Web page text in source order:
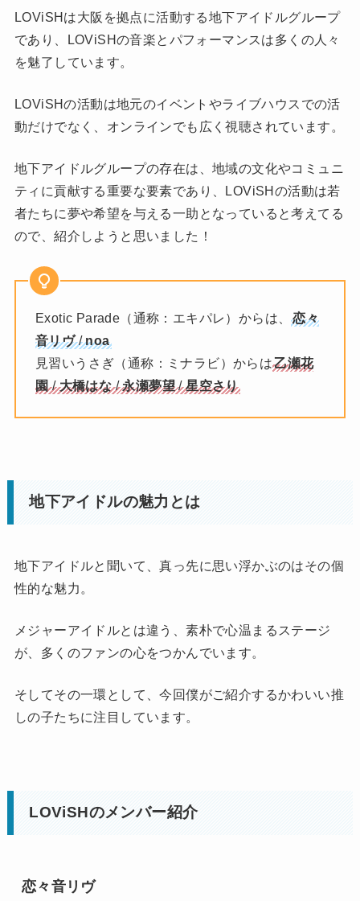
LOViSHは大阪を拠点に活動する地下アイドルグループ
であり、LOViSHの音楽とパフォーマンスは多くの人々
を魅了しています。
LOViSHの活動は地元のイベントやライブハウスでの活
動だけでなく、オンラインでも広く視聴されています。
地下アイドルグループの存在は、地域の文化やコミュニ
ティに貢献する重要な要素であり、LOViSHの活動は若
者たちに夢や希望を与える一助となっていると考えてる
ので、紹介しようと思いました！
Exotic Parade（通称：エキパレ）からは、恋々
音リヴ/noa
見習いうさぎ（通称：ミナラビ）からは乙瀬花
園/大橋はな/永瀬夢望/星空さり
地下アイドルの魅力とは
地下アイドルと聞いて、真っ先に思い浮かぶのはその個
性的な魅力。
メジャーアイドルとは違う、素朴で心温まるステージ
が、多くのファンの心をつかんでいます。
そしてその一環として、今回僕がご紹介するかわいい推
しの子たちに注目しています。
LOViSHのメンバー紹介
恋々音リヴ